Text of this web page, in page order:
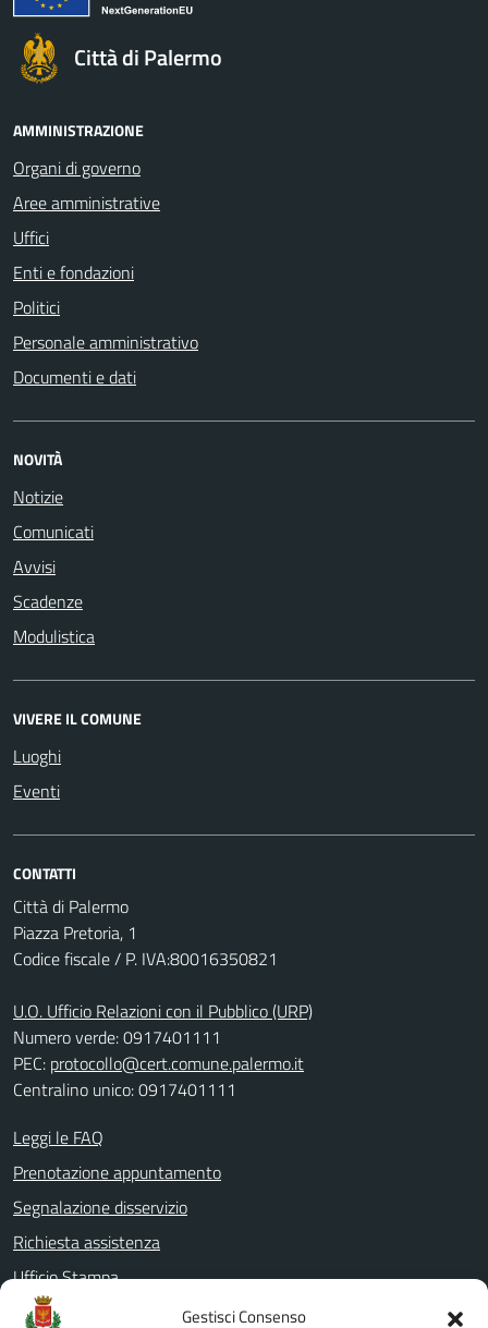
Gestisci Consenso
Città di Palermo
AMMINISTRAZIONE
Organi di governo
Aree amministrative
Uffici
Enti e fondazioni
Politici
Personale amministrativo
Documenti e dati
NOVITÀ
Notizie
Comunicati
Avvisi
Scadenze
Modulistica
VIVERE IL COMUNE
Luoghi
Eventi
CONTATTI
Città di Palermo
Piazza Pretoria, 1
Codice fiscale / P. IVA:80016350821
U.O. Ufficio Relazioni con il Pubblico (URP)
Numero verde: 0917401111
PEC: protocollo@cert.comune.palermo.it
Centralino unico: 0917401111
Leggi le FAQ
Prenotazione appuntamento
Segnalazione disservizio
Richiesta assistenza
Ufficio Stampa
Amministrazione Trasparente